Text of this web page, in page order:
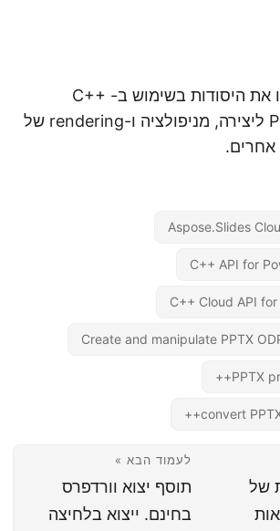
במאמר זה, למדנו את היסודות בשימוש ב- C++
PowerPoint SDK ליצירה, מניפולציה ו-rendering של
Aspose.Slides
C++ API for
C++ Cloud API
Create and manipulate PPTX
PPTX
convert
של
לעמוד הבא »
תוסף יצוא וורדפרס
בחינם. ייצוא בלחיצה